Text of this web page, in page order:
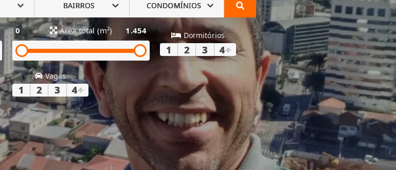
BAIRROS CONDOMÍNIOS
0 Área total (m²) 1.454 Dormitórios
1 2 3 4+
Vagas
1 2 3 4+